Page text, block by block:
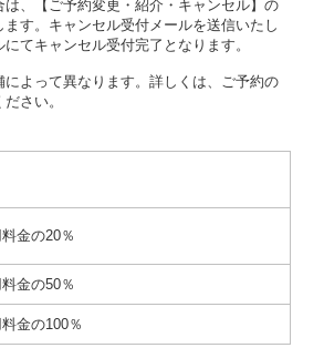
の締結）
第１項に定める借受条件を明示し、当
するものとします。ただし、貸し渡す
ンタカーがない場合又は借受人若しく
条第１項若しくは第２項各号のいずれ
合を除きます。
した場合、借受人は当社に第１0条第
渡料金を支払うものとします。
定められた事項を遵守するものとしま
庁の基本通達（注１）に基づき、貸渡
住所、運転免許の種類及び運転免許証
、【ご予約変更・紹介・キャンセル】の
す。キャンセル受付メールを送信いたし
てキャンセル受付完了となります。
よって異なります。詳しくは、ご予約の
さい。
料金の20％
料金の50％
料金の100％